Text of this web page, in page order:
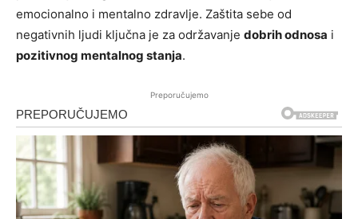
emocionalno i mentalno zdravlje. Zaštita sebe od
negativnih ljudi ključna je za održavanje dobrih odnosa i
pozitivnog mentalnog stanja.
Preporučujemo